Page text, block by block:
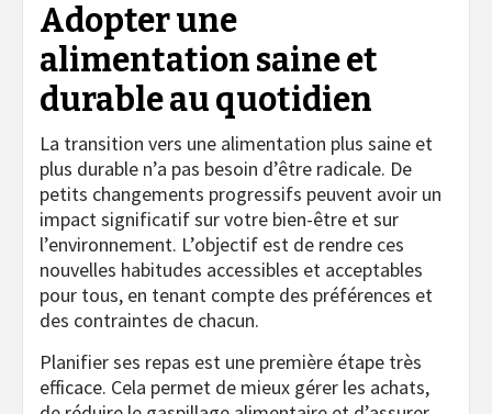
Adopter une
alimentation saine et
durable au quotidien
La transition vers une alimentation plus saine et
plus durable n’a pas besoin d’être radicale. De
petits changements progressifs peuvent avoir un
impact significatif sur votre bien-être et sur
l’environnement. L’objectif est de rendre ces
nouvelles habitudes accessibles et acceptables
pour tous, en tenant compte des préférences et
des contraintes de chacun.
Planifier ses repas est une première étape très
efficace. Cela permet de mieux gérer les achats,